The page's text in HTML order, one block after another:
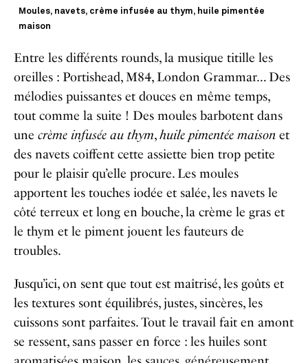
Moules, navets, crème infusée au thym, huile pimentée
maison
Entre les différents rounds, la musique titille les
oreilles : Portishead, M84, London Grammar… Des
mélodies puissantes et douces en même temps,
tout comme la suite ! Des moules barbotent dans
une crème infusée au thym,huile pimentée maison et
des navets coiffent cette assiette bien trop petite
pour le plaisir qu’elle procure. Les moules
apportent les touches iodée et salée, les navets le
côté terreux et long en bouche, la crème le gras et
le thym et le piment jouent les fauteurs de
troubles.
Jusqu’ici, on sent que tout est maîtrisé, les goûts et
les textures sont équilibrés, justes, sincères, les
cuissons sont parfaites. Tout le travail fait en amont
se ressent, sans passer en force : les huiles sont